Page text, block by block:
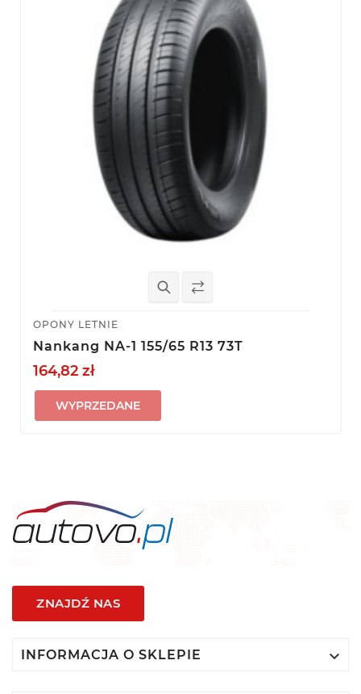
OPONY LETNIE
Nankang NA-1 155/65 R13 73T
164,82 zł
WYPRZEDANE
ZNAJDŹ NAS
INFORMACJA O SKLEPIE 